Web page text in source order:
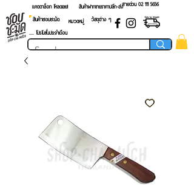
แคตตาล็อก โหลดเลย! สายด่วน 02 ​111 5656
สินค้าฝากขายราคาปลีก-ส่ง
สินค้าชอบชะมัด
หมวดหมู่
วัสดุต่าง ๆ
.... โปรโมชั่นประจำเดือน